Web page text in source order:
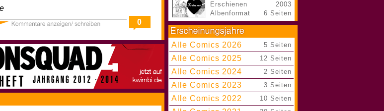
0
Erschienen
Albenformat
2003
6 Seiten
Alle Comics 2026 5 Seiten
Alle Comics 2025 12 Seiten
Alle Comics 2024 2 Seiten
Alle Comics 2023 3 Seiten
Alle Comics 2022 10 Seiten